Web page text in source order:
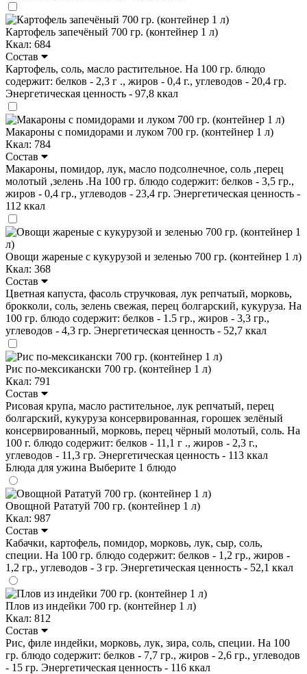
Картофель запечёный 700 гр. (контейнер 1 л)
Ккал: 684
Состав
Картофель, соль, масло растительное. На 100 гр. блюдо
содержит: белков - 2,3 г ., жиров - 0,4 г., углеводов - 20,4 гр.
Энергетическая ценность - 97,8 ккал
Макароны с помидорами и луком 700 гр. (контейнер 1 л)
Ккал: 784
Состав
Макароны, помидор, лук, масло подсолнечное, соль ,перец
молотый ,зелень .На 100 гр. блюдо содержит: белков - 3,5 гр.,
жиров - 0,4 гр., углеводов - 23,4 гр. Энергетическая ценность -
112 ккал
Овощи жареные с кукурузой и зеленью 700 гр. (контейнер 1 л)
Ккал: 368
Состав
Цветная капуста, фасоль стручковая, лук репчатый, морковь,
брокколи, соль, зелень свежая, перец болгарский, кукуруза. На
100 гр. блюдо содержит: белков - 1.5 гр., жиров - 3,3 гр.,
углеводов - 4,3 гр. Энергетическая ценность - 52,7 ккал
Рис по-мексикански 700 гр. (контейнер 1 л)
Ккал: 791
Состав
Рисовая крупа, масло растительное, лук репчатый, перец
болгарский, кукуруза консервированная, горошек зелёный
консервированный, морковь, перец чёрный молотый, соль. На
100 г. блюдо содержит: белков - 11,1 г ., жиров - 2,3 г.,
углеводов - 11,3 гр. Энергетическая ценность - 113 ккал
Блюда для ужина Выберите 1 блюдо
Овощной Рататуй 700 гр. (контейнер 1 л)
Ккал: 987
Состав
Кабачки, картофель, помидор, морковь, лук, сыр, соль,
специи. На 100 гр. блюдо содержит: белков - 1,2 гр., жиров -
1,2 гр., углеводов - 3 гр. Энергетическая ценность - 52,1 ккал
Плов из индейки 700 гр. (контейнер 1 л)
Ккал: 812
Состав
Рис, филе индейки, морковь, лук, зира, соль, специи. На 100
гр. блюдо содержит: белков - 7,7 гр., жиров - 2,6 гр., углеводов
- 15 гр. Энергетическая ценность - 116 ккал